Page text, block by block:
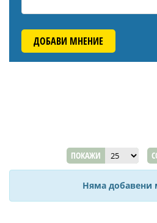
ДОБАВИ МНЕНИЕ
ПОКАЖИ
Няма добавени